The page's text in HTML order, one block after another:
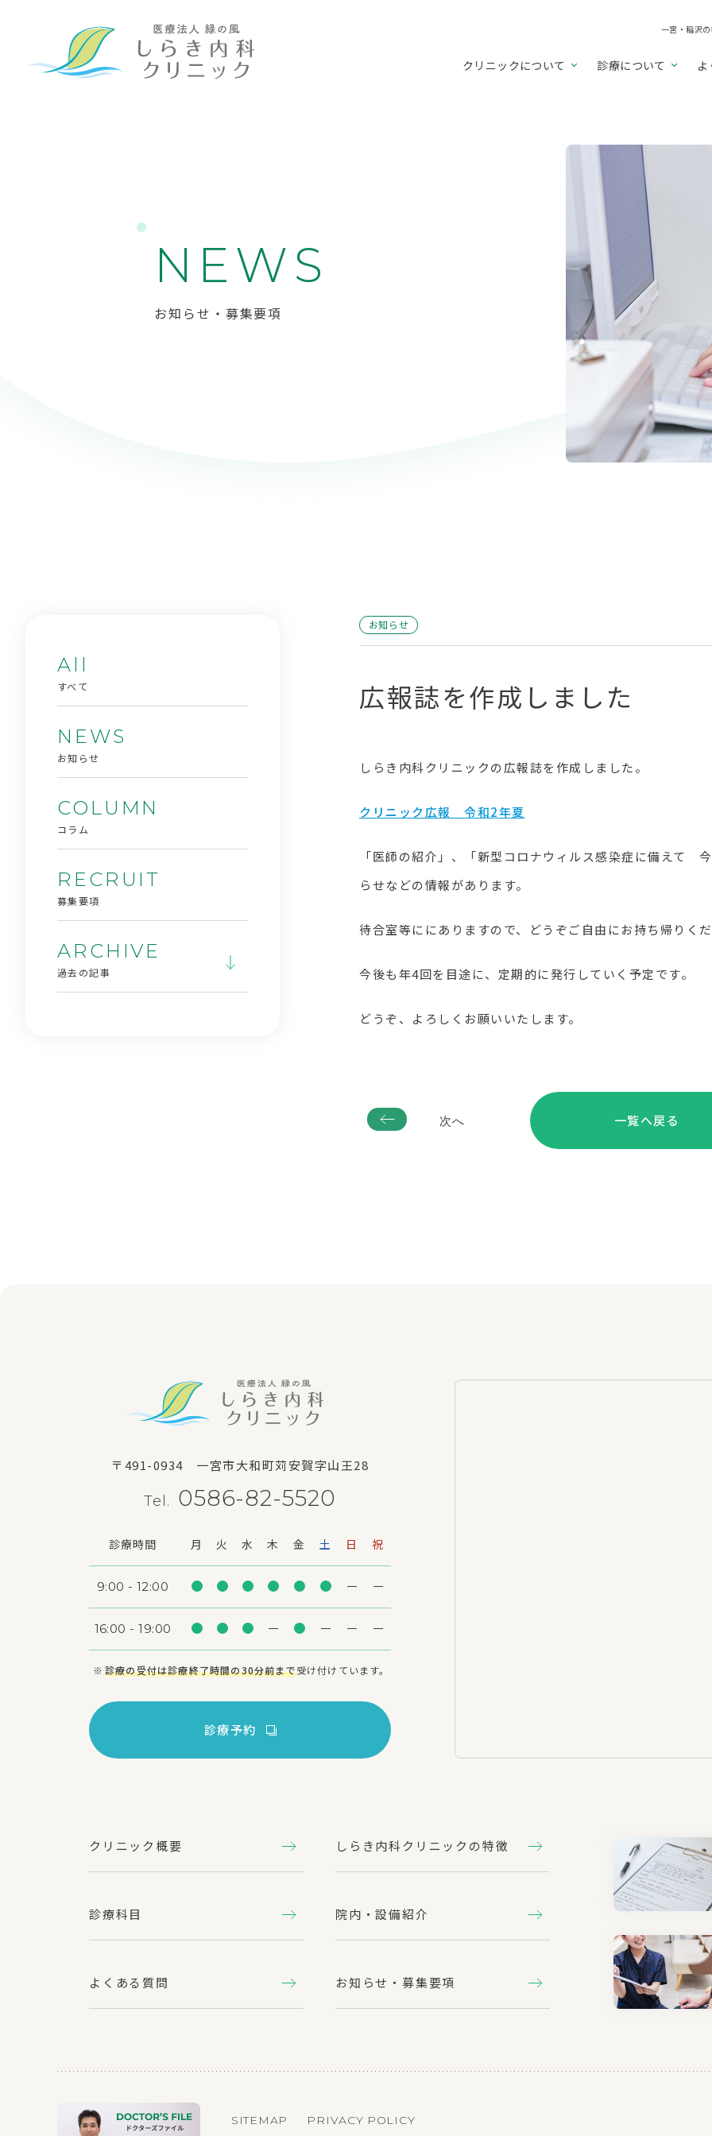
一宮・稲沢
クリニックについて 診療について
N EWS
お知らせ・募集要項
All
すべて
NEWS
お知らせ
COLUMN
コラム
RECRUIT
募集要項
ARCHIVE
過去の記事
お知らせ
広報誌を作成しました
しらき内科クリニックの広報誌を作成しました。
クリニック広報 令和2年夏
「医師の紹介」、「新型コロナウィルス感染症に備えて
らせなどの情報があります。
待合室等ににありますので、どうぞご自由にお持ち帰りく
今後も年4回を目途に、定期的に発行していく予定です。
どうぞ、よろしくお願いいたします。
次へ 一覧へ戻る
〒491-0934 一宮市大和町苅安賀字山王28
Tel. 0586-82-5520
診療時間 月 火 水 木 金 土 日 祝
9:00 - 12:00
16:00 - 19:00
診療の受付は診療終了時間の30分前まで受け付けています。
診療予約
クリニック概要 しらき内科クリニックの特徴
診療科目 院内・設備紹介
よくある質問 お知らせ・募集要項
SITEMAP PRIVACY POLICY